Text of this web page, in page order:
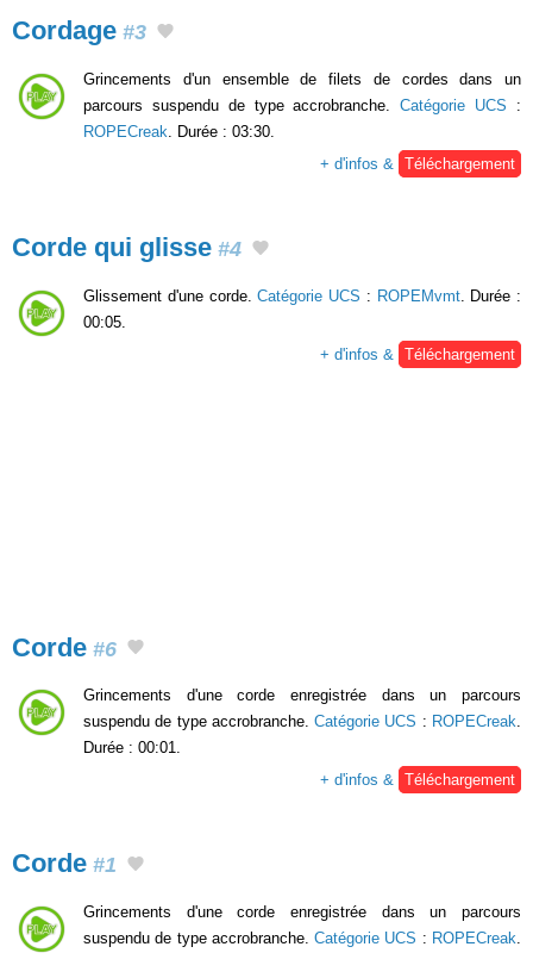
Cordage #3
Grincements d'un ensemble de filets de cordes dans un
parcours suspendu de type accrobranche.Catégorie UCS :
ROPECreak . Durée : 03:30.
+ d'infos &
Téléchargement
Corde qui glisse #4
Glissement d'une corde.Catégorie UCS : ROPEMvmt. Durée :
00:05.
+ d'infos &
Téléchargement
Corde #6
Grincements d'une corde enregistrée dans un parcours
suspendu de type accrobranche.Catégorie UCS : ROPECreak.
Durée : 00:01.
+ d'infos & Téléchargement
Corde #1
Grincements d'une corde enregistrée dans un parcours
suspendu de type accrobranche.Catégorie UCS : ROPECreak